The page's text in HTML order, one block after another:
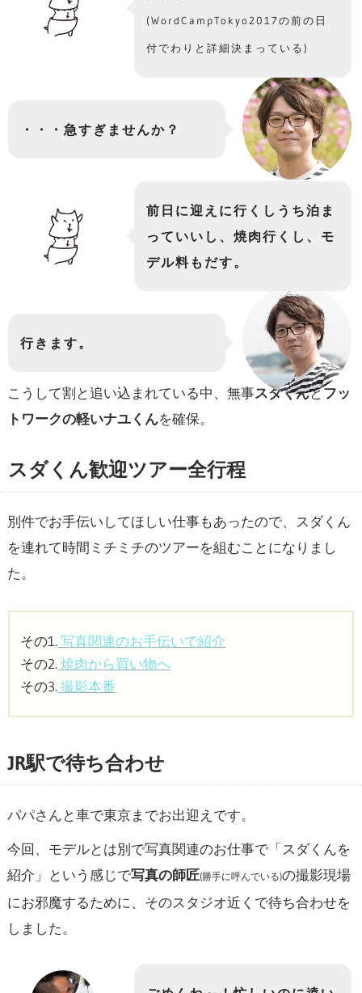
(WordCampTokyo2017の前の日
付でわりと詳細決まっている)
・・・急すぎませんか？
前日に迎えに行くしうち泊ま
っていいし、焼肉行くし、モ
デル料もだす。
行きます。
こうして割と追い込まれている中、無事スダくんとフッ
トワークの軽いナユくんを確保。
スダくん歓迎ツアー全行程
別件でお手伝いしてほしい仕事もあったので、スダくん
を連れて時間ミチミチのツアーを組むことになりまし
た。
その1.写真関連のお手伝いで紹介
その2.焼肉から買い物へ
その3.撮影本番
JR駅で待ち合わせ
パパさんと車で東京までお出迎えです。
今回、モデルとは別で写真関連のお仕事で「スダくんを
紹介」という感じで写真の師匠(勝手に呼んでいる)の撮影現場
にお邪魔するために、そのスタジオ近くで待ち合わせを
しました。